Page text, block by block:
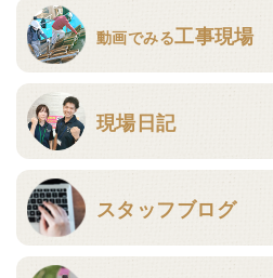
動画でみる工事現場
現場日記
スタッフブログ